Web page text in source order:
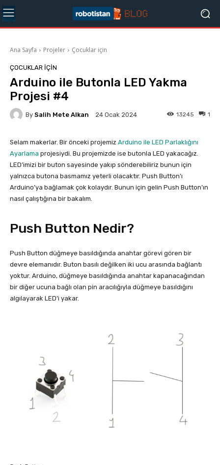
Ana Sayfa Projeler Çocuklar için
ÇOCUKLAR IÇIN
Arduino ile Butonla LED Yakma
Projesi #4
By Salih Mete Alkan 24 Ocak 2024 1
13245
Selam makerlar. Bir önceki projemiz Arduino ile LED Parlaklığını
Ayarlama projesiydi. Bu projemizde ise butonla LED yakacağız.
LED’imizi bir buton sayesinde yakıp sönderebiliriz bunun için
yalnızca butona basmamız yeterli olacaktır. Push Button’ı
Arduino’ya bağlamak çok kolaydır. Bunun için gelin Push Button’ın
nasıl çalıştığına bir bakalım.
Push Button Nedir?
Push Button düğmeye basıldığında anahtar görevi gören bir
devre elemanıdır. Buton basılı değilken iki ucu arasında bağlantı
yoktur. Arduino, düğmeye basıldığında anahtar kapanacağından
bir diğer ucuna bağlı olan pin aracılığıyla düğmeye basıldığını
algılayarak LED’i yakar.